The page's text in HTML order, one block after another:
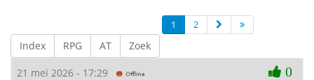
Index RPG AT Zoek
1 2
21 mei 2026 - 17:29 0